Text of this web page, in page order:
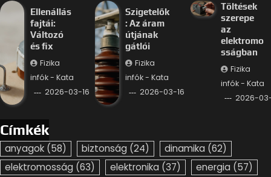
Ellenállás
fajtái:
Változó
és fix
Fizika
infók - Kata
2026-03-16
Szigetelők
: Az áram
útjának
gátlói
Fizika
infók - Kata
2026-03-16
Töltések
szerepe
az
elektromo
sságban
Fizika
infók - Kata
2026-
Címkék
anyagok (58) biztonság (24) dinamika (62)
elektromosság (63) elektronika (37) energia (57)